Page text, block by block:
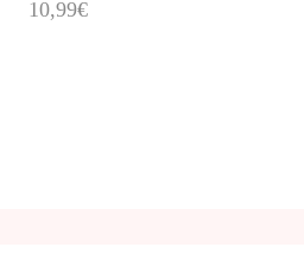
10,99€